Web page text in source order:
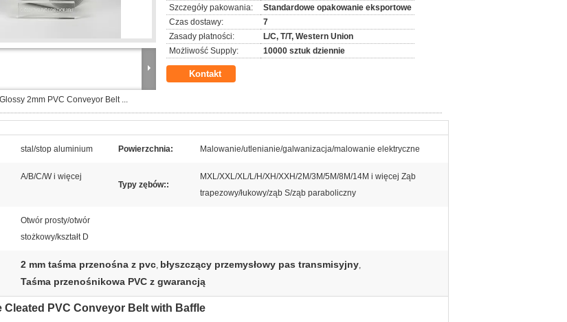
Glossy 2mm PVC Conveyor Belt ...
Szczegóły pakowania:
Standardowe opakowanie eksportowe
Czas dostawy:
7
Zasady płatności:
L/C, T/T, Western Union
Możliwość Supply:
10000 sztuk dziennie
Kontakt
stal/stop aluminium Powierzchnia: Malowanie/utlenianie/galwanizacja/malowanie elektryczne
A/B/C/W i więcej
Typy zębów::
MXL/XXL/XL/L/H/XH/XXH/2M/3M/5M/8M/14M i więcej Ząb
trapezowy/łukowy/ząb S/ząb paraboliczny
Otwór prosty/otwór
stożkowy/kształt D
2 mm taśma przenośna z pvc, błyszczący przemysłowy pas transmisyjny,
Taśma przenośnikowa PVC z gwarancją
Cleated PVC Conveyor Belt with Baffle